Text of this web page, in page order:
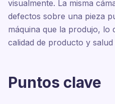
visualmente. La misma
defectos sobre una pieza
máquina que la produjo, lo
calidad de producto y salud
Puntos clave